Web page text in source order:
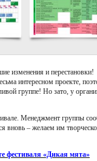
изменения и перестановки!
интересном проекте,
группе! Но зато, у
Менеджмент группы
вновь – желаем им
фестиваля «Дикая мята»